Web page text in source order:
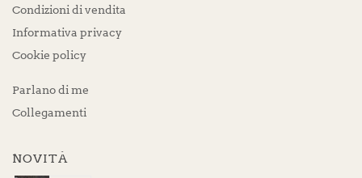
Condizioni di vendita
Informativa privacy
Cookie policy
Parlano di me
Collegamenti
NOVITÀ